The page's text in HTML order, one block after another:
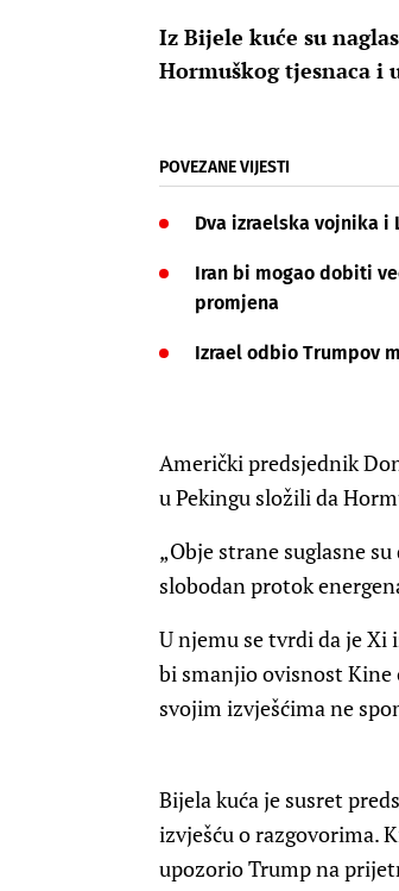
Iz Bijele kuće su
Hormuškog tjesnaca i
POVEZANE VIJESTI
Dva izraelska vojnika
Iran bi mogao dobiti
promjena
Izrael odbio Trumpov
Američki predsjednik
u Pekingu složili da
„Obje strane suglasne
slobodan protok
U njemu se tvrdi da je Xi
bi smanjio ovisnost Kine
svojim izvješćima ne
Bijela kuća je susret
izvješću o razgovorima.
upozorio Trump na